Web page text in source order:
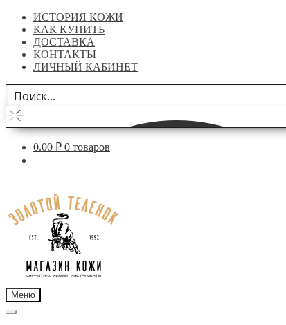
ИСТОРИЯ КОЖИ
КАК КУПИТЬ
ДОСТАВКА
КОНТАКТЫ
ЛИЧНЫЙ КАБИНЕТ
0.00 ₽ 0 товаров
навигации
содержимому
Меню